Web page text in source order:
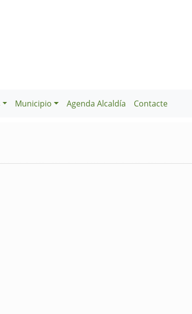
Municipio Agenda Alcaldía Contacte